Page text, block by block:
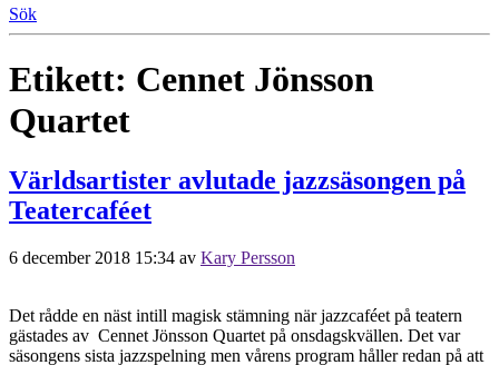
Sök
Etikett: Cennet Jönsson
Quartet
Världsartister avlutade jazzsäsongen på
Teatercaféet
6 december 2018 15:34 av Kary Persson
Det rådde en näst intill magisk stämning när jazzcaféet på teatern
gästades av Cennet Jönsson Quartet på onsdagskvällen. Det var
säsongens sista jazzspelning men vårens program håller redan på att